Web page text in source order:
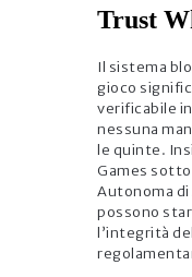
Trust
Il sistema
gioco
verificabile
nessuna
le quinte.
Games
Autonoma
possono
l’integrità